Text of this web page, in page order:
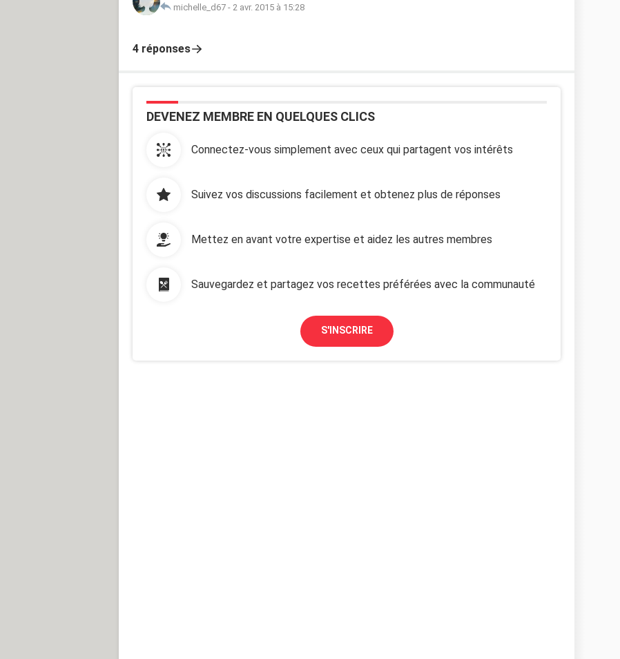
michelle_d67 - 2 avr. 2015 à 15:28
4 réponses
DEVENEZ MEMBRE EN QUELQUES CLICS
Connectez-vous simplement avec ceux qui partagent vos intérêts
Suivez vos discussions facilement et obtenez plus de réponses
Mettez en avant votre expertise et aidez les autres membres
Sauvegardez et partagez vos recettes préférées avec la communauté
S'INSCRIRE